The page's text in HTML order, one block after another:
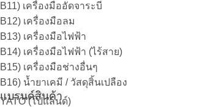
B11) เครื่องมืออัดจาระบี
B12) เครื่องมือลม
B13) เครื่องมือไฟฟ้า
B14) เครื่องมือไฟฟ้า (ไร้สาย)
B15) เครื่องมือช่างอื่นๆ
B16) น้ำยาเคมี / วัสดุสิ้นเปลือง
แบรนด์สินค้า
YATO (โปแลนด์)